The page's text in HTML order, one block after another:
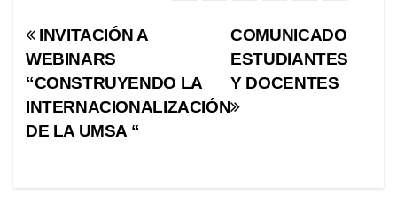
Navegación
de
entradas
COMUNICADO
ESTUDIANTES
Y DOCENTES
INVITACIÓN A
WEBINARS
“CONSTRUYENDO LA
INTERNACIONALIZACIÓN
DE LA UMSA “